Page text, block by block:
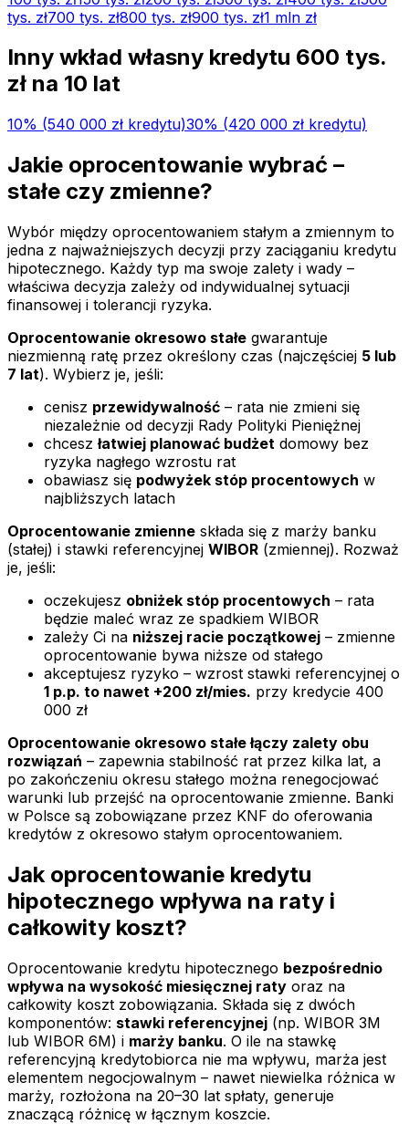
tys. zł700 tys. zł800 tys. zł900 tys. zł1 mln zł
Inny wkład własny kredytu 600 tys.
zł na 10 lat
10% (540 000 zł kredytu)30% (420 000 zł kredytu)
Jakie oprocentowanie wybrać –
stałe czy zmienne?
Wybór między oprocentowaniem stałym a zmiennym to
jedna z najważniejszych decyzji przy zaciąganiu kredytu
hipotecznego. Każdy typ ma swoje zalety i wady –
właściwa decyzja zależy od indywidualnej sytuacji
finansowej i tolerancji ryzyka.
Oprocentowanie okresowo stałe gwarantuje
niezmienną ratę przez określony czas (najczęściej 5 lub
7 lat). Wybierz je, jeśli:
cenisz przewidywalność – rata nie zmieni się
niezależnie od decyzji Rady Polityki Pieniężnej
chceszłatwiej planować budżet domowy bez
ryzyka nagłego wzrostu rat
obawiasz się podwyżek stóp procentowych w
najbliższych latach
Oprocentowanie zmienne składa się z marży banku
(stałej) i stawki referencyjnej WIBOR (zmiennej). Rozważ
je, jeśli:
oczekujesz obniżek stóp procentowych – rata
będzie maleć wraz ze spadkiem WIBOR
zależy Ci na niższej racie początkowej – zmienne
oprocentowanie bywa niższe od stałego
akceptujesz ryzyko – wzrost stawki referencyjnej o
1 p.p. to nawet +200 zł/mies. przy kredycie 400
000 zł
Oprocentowanie okresowo stałe łączy zalety obu
rozwiązań – zapewnia stabilność rat przez kilka lat, a
po zakończeniu okresu stałego można renegocjować
warunki lub przejść na oprocentowanie zmienne. Banki
w Polsce są zobowiązane przez KNF do oferowania
kredytów z okresowo stałym oprocentowaniem.
Jak oprocentowanie kredytu
hipotecznego wpływa na raty i
całkowity koszt?
Oprocentowanie kredytu hipotecznego bezpośrednio
wpływa na wysokość miesięcznej raty oraz na
całkowity koszt zobowiązania. Składa się z dwóch
komponentów: stawki referencyjnej (np. WIBOR 3M
lub WIBOR 6M) i marży banku. O ile na stawkę
referencyjną kredytobiorca nie ma wpływu, marża jest
elementem negocjowalnym – nawet niewielka różnica w
marży, rozłożona na 20–30 lat spłaty, generuje
znaczącą różnicę w łącznym koszcie.